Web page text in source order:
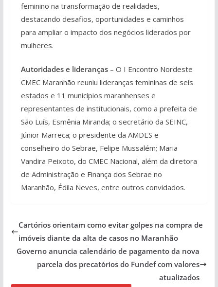
feminino na transformação de realidades,
destacando desafios, oportunidades e caminhos
para ampliar o impacto dos negócios liderados por
mulheres.
Autoridades e lideranças – O I Encontro Nordeste
CMEC Maranhão reuniu lideranças femininas de seis
estados e 11 municípios maranhenses e
representantes de institucionais, como a prefeita de
São Luís, Esmênia Miranda; o secretário da SEINC,
Júnior Marreca; o presidente da AMDES e
conselheiro do Sebrae, Felipe Mussalém; Maria
Vandira Peixoto, do CMEC Nacional, além da diretora
de Administração e Finança dos Sebrae no
Maranhão, Édila Neves, entre outros convidados.
Cartórios orientam como evitar golpes na compra de
imóveis diante da alta de casos no Maranhão
Governo anuncia calendário de pagamento da nova
parcela dos precatórios do Fundef com valores
atualizados